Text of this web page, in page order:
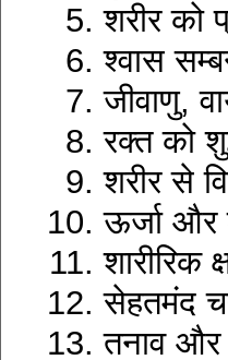
शरीर को
श्वास
जीवाणु,
रक्त को
शरीर से
ऊर्जा और
शारीरिक
सेहतमंद
तनाव और